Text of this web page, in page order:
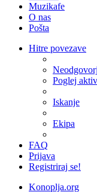
Muzikafe
O nas
Pošta
Hitre povezave
Poglej
Iskanje
Ekipa
FAQ
Prijava
Registriraj se!
Konoplja.org